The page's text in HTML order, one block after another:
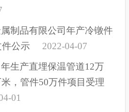
制品有限公司年产冷镦件
件公示
2022-04-07
生产直埋保温管道12万
，管件50万件项目受理
01